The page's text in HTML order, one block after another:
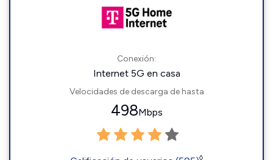
Conexión:
Internet 5G en casa
Velocidades de descarga de hasta
498Mbps